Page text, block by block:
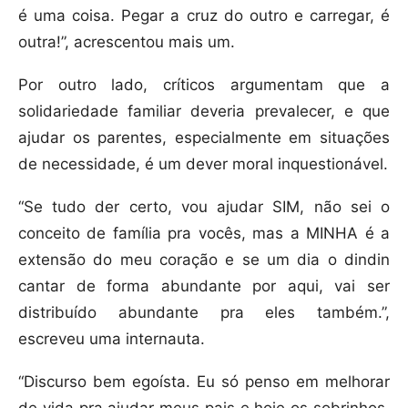
é uma coisa. Pegar a cruz do outro e carregar, é
outra!”, acrescentou mais um.
Por outro lado, críticos argumentam que a
solidariedade familiar deveria prevalecer, e que
ajudar os parentes, especialmente em situações
de necessidade, é um dever moral inquestionável.
“Se tudo der certo, vou ajudar SIM, não sei o
conceito de família pra vocês, mas a MINHA é a
extensão do meu coração e se um dia o dindin
cantar de forma abundante por aqui, vai ser
distribuído abundante pra eles também.”,
escreveu uma internauta.
“Discurso bem egoísta. Eu só penso em melhorar